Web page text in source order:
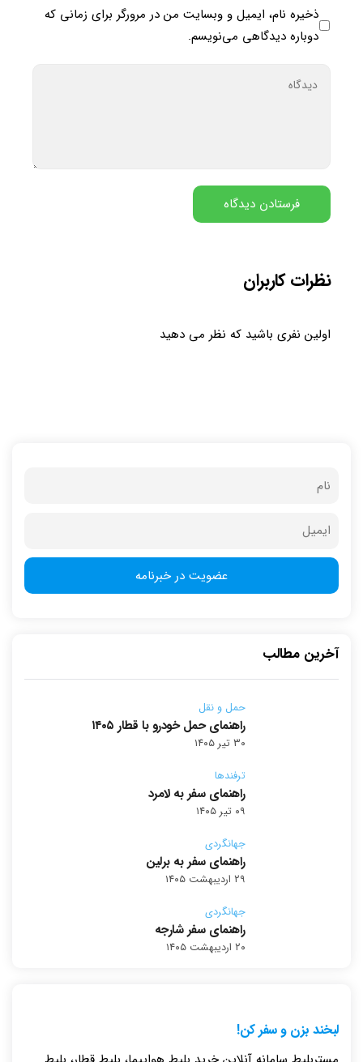
ذخیره نام، ایمیل و وبسایت من در مرورگر برای زمانی که
دوباره دیدگاهی می‌نویسم.
نظرات کاربران
اولین نفری باشید که نظر می دهید
آخرین مطالب
حمل و نقل
راهنمای حمل خودرو با قطار ۱۴۰۵
۳۰ تیر ۱۴۰۵
ترفندها
راهنمای سفر به لامرد
۰۹ تیر ۱۴۰۵
جهانگردی
راهنمای سفر به برلین
۲۹ اردیبهشت ۱۴۰۵
جهانگردی
راهنمای سفر شارجه
۲۰ اردیبهشت ۱۴۰۵
لبخند بزن و سفر کن!